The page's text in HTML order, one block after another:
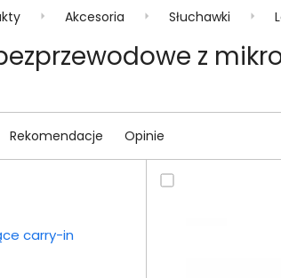
Akcesoria Słuchawki
z
Rekomendacje Opinie
carry-in